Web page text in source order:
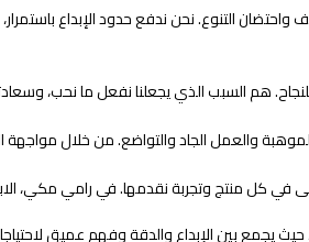
واحتضان التنوع. نحن ندفع حدود الإبداع
هم السبب الذي يجعلنا نفعل ما نحب،
والعمل الجاد والتواضع. من خلال
كل منتج وتجربة نقدمها. في رامي مكي،
يجمع بين الإبداع والدقة وفهم عميق